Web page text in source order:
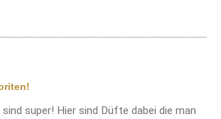
5 Sternen
super! Hier sind Düfte dabei die man